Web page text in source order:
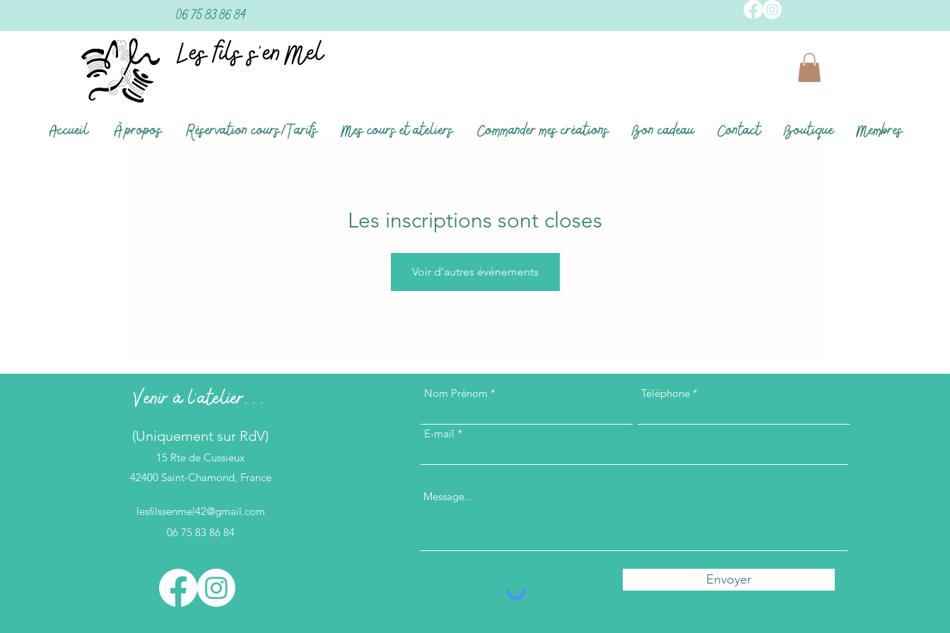
06 75 83 86 84
Accueil À propos Réservation cours/Tarifs Mes cours et ateliers Commander mes créations Bon cadeau Contact Boutique Membres
Les inscriptions sont closes
Voir d'autres événements
Venir à l'atelier...
(Uniquement sur RdV)
15 Rte de Cussieux
42400 Saint-Chamond, France
lesfilssenmel42@gmail.com
06 75 83 86 84
Nom Prénom Téléphone
E-mail
Message...
Envoyer